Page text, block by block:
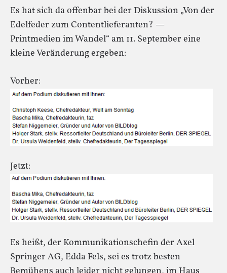
Es hat sich da offenbar bei der Diskussion „Von der
Edelfeder zum Contentlieferanten? —
Printmedien im Wandel“ am 11. September eine
kleine Veränderung ergeben:
Vorher:
Jetzt:
Es heißt, der Kommunikationschefin der Axel
Springer AG, Edda Fels, sei es trotz besten